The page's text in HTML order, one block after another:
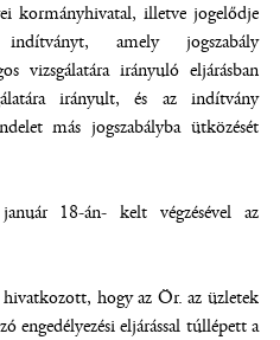
kormányhivatal, illetve jogelődje
amely jogszabály
vizsgálatára irányuló eljárásban
irányult, és az indítvány
más jogszabályba ütközését
18-án- kelt végzésével az
hogy az Ör. az üzletek
engedélyezési eljárással túllépett a